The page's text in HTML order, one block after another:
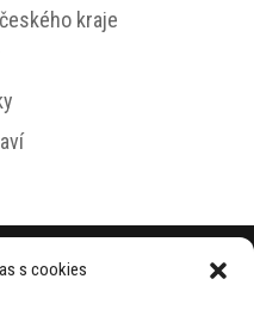
s cookies
kraje
stránky Jiřího